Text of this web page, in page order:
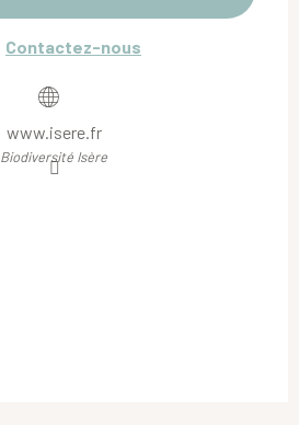
Contactez-nous
www.isere.fr
Biodiversité Isère